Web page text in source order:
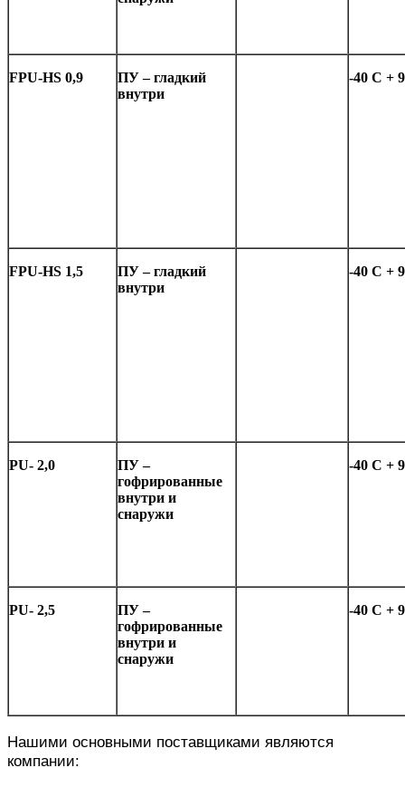
FPU-HS 0,9 ПУ– гладкий
внутри
-40 C +
FPU-HS 1,5 ПУ– гладкий
внутри
-40 C +
PU- 2,0
ПУ –
гофрированные
внутри и
снаружи
-40 C +
PU- 2,5
ПУ –
гофрированные
внутри и
снаружи
-40 C +
Нашими основными поставщиками являются
компании: